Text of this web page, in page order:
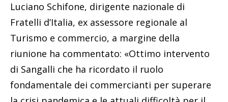
Luciano Schifone, dirigente nazionale di
Fratelli d’Italia, ex assessore regionale al
Turismo e commercio, a margine della
riunione ha commentato: «Ottimo intervento
di Sangalli che ha ricordato il ruolo
fondamentale dei commercianti per superare